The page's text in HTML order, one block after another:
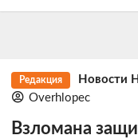
Редакция Новости
Overhlopec
Взломана